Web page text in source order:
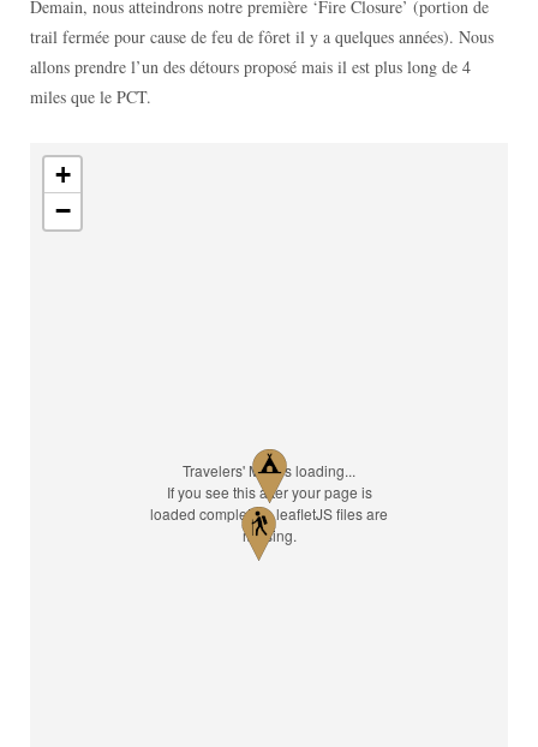
Demain, nous atteindrons notre première ‘Fire Closure’ (portion de
trail fermée pour cause de feu de fôret il y a quelques années). Nous
allons prendre l’un des détours proposé mais il est plus long de 4
miles que le PCT.
Travelers' Map is loading...
If you see this after your page is
loaded completely, leafletJS files are
missing.
+
−